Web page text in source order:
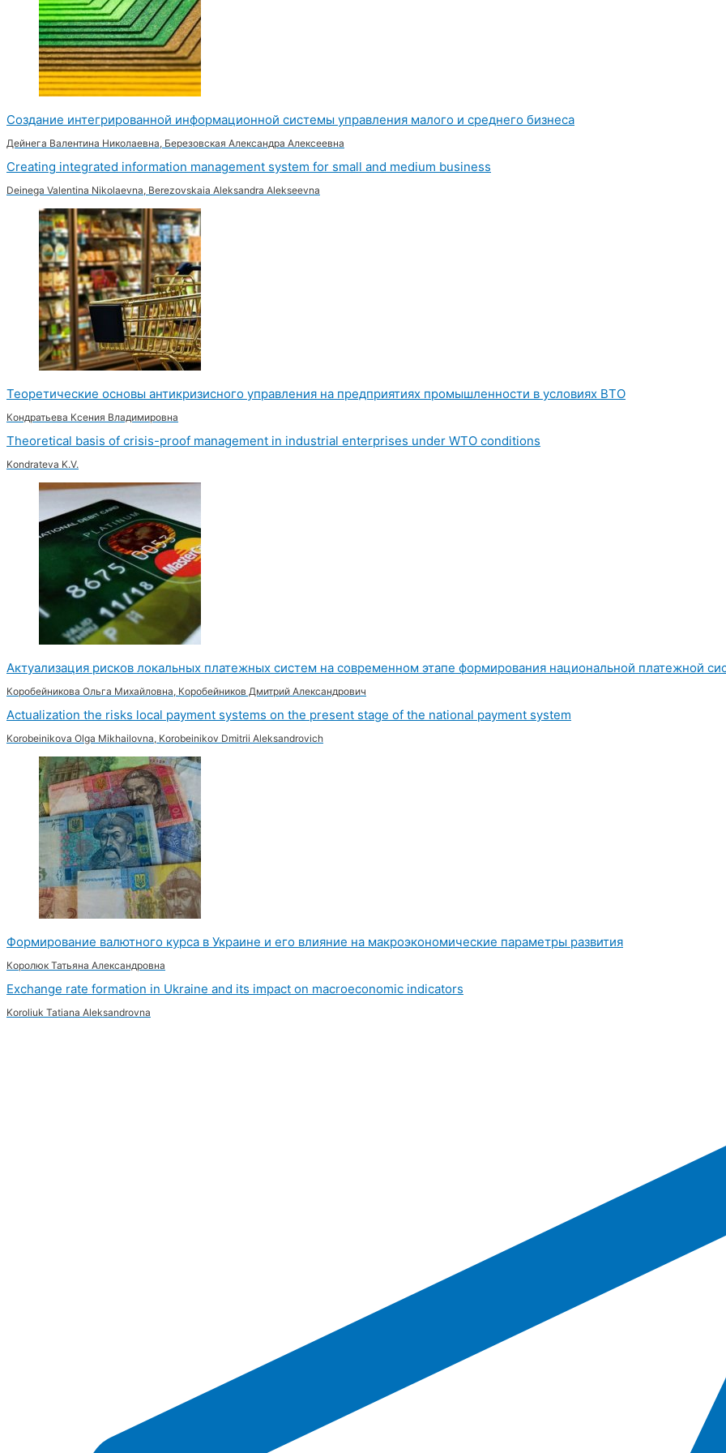
Создание интегрированной информационной системы управления малого и среднего бизнеса
Дейнега Валентина Николаевна, Березовская Александра Алексеевна
Creating integrated information management system for small and medium business
Deinega Valentina Nikolaevna, Berezovskaia Aleksandra Alekseevna
Теоретические основы антикризисного управления на предприятиях промышленности в условиях ВТО
Кондратьева Ксения Владимировна
Theoretical basis of crisis-proof management in industrial enterprises under WTO conditions
Kondrateva K.V.
Актуализация рисков локальных платежных систем на современном этапе формирования национальной платежной
Коробейникова Ольга Михайловна, Коробейников Дмитрий Александрович
Actualization the risks local payment systems on the present stage of the national payment system
Korobeinikova Olga Mikhailovna, Korobeinikov Dmitrii Aleksandrovich
Формирование валютного курса в Украине и его влияние на макроэкономические параметры развития
Королюк Татьяна Александровна
Exchange rate formation in Ukraine and its impact on macroeconomic indicators
Koroliuk Tatiana Aleksandrovna